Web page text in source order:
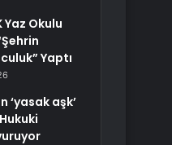
Yaz Okulu
Yaptı
‘yasak aşk’